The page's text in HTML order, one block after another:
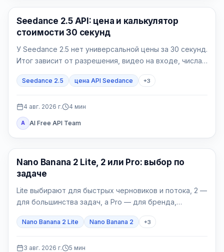
Генерация AI-видео
Seedance 2.5 API: цена и калькулятор
стоимости 30 секунд
У Seedance 2.5 нет универсальной цены за 30 секунд.
Итог зависит от разрешения, видео на входе, числа
Seedance 2.5 цена API Seedance +3
4 авг. 2026 г. 4 мин
A AI Free API Team
Модели генерации изображений
Nano Banana 2 Lite, 2 или Pro: выбор по
задаче
Lite выбирают для быстрых черновиков и потока, 2 —
для большинства задач, а Pro — для бренда,
Nano Banana 2 Lite Nano Banana 2 +3
3 авг. 2026 г. 5 мин